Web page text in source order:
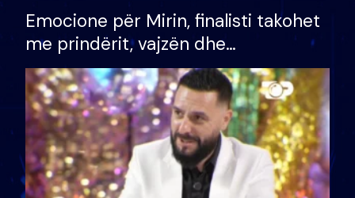
Emocione për Mirin, finalisti takohet
me prindërit, vajzën dhe
bashkëshorten: S’kemi ndonjë letër
divorci apo jo?